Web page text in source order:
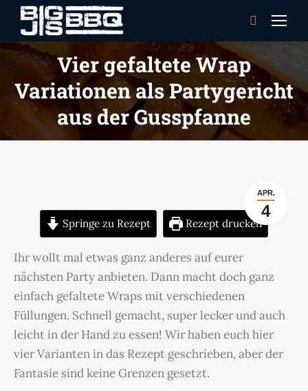
Search:
Vier gefaltete Wrap
Variationen als Partygericht
aus der Gusspfanne
APR.
4
Springe zu Rezept Rezept drucken
Ihr wollt mal etwas ganz anderes auf eurer
nächsten Party anbieten. Dann macht doch ganz
einfach gefaltete Wraps mit verschiedenen
Füllungen. Schnell gemacht, super lecker und auch
leicht in der Hand zu essen! Wir haben euch hier
vier Varianten in das Rezept geschrieben, aber der
Fantasie sind keine Grenzen gesetzt.